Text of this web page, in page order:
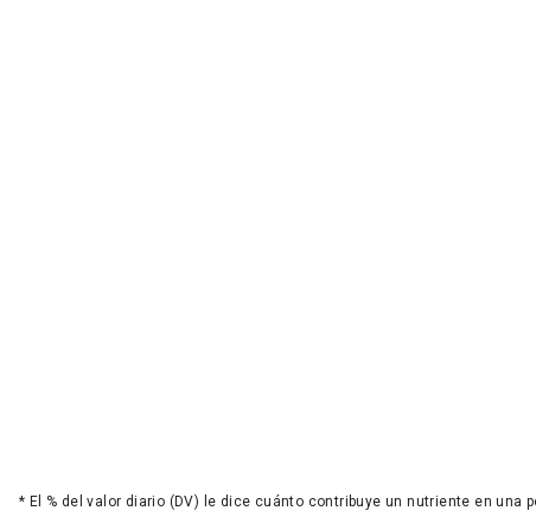
* El % del valor diario (DV) le dice cuánto contribuye un nutriente en